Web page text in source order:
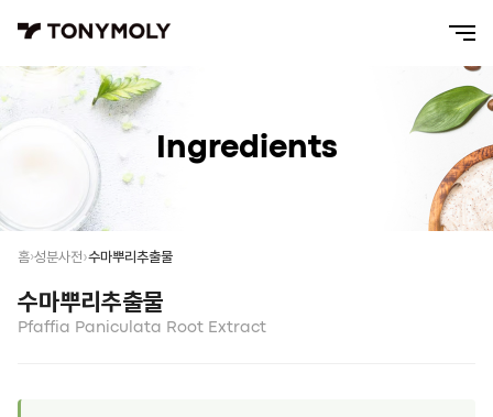
Ingredients
홈 성분사전 수마뿌리추출물
수마뿌리추출물
Pfaffia Paniculata Root Extract